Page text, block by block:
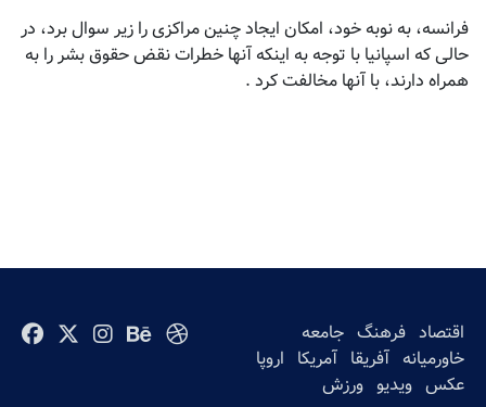
فرانسه، به نوبه خود، امکان ایجاد چنین مراکزی را زیر سوال برد، در
حالی که اسپانیا با توجه به اینکه آنها خطرات نقض حقوق بشر را به
همراه دارند، با آنها مخالفت کرد .
اقتصاد فرهنگ جامعه
خاورمیانه آفریقا آمریکا اروپا
عکس ویدیو ورزش